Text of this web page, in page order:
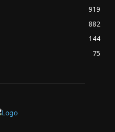
919
882
144
75